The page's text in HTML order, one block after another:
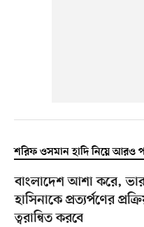
শরিফ ওসমান হাদি নিয়ে আরও
বাংলাদেশ আশা করে,
হাসিনাকে প্রত্যর্পণের
ত্বরান্বিত করবে